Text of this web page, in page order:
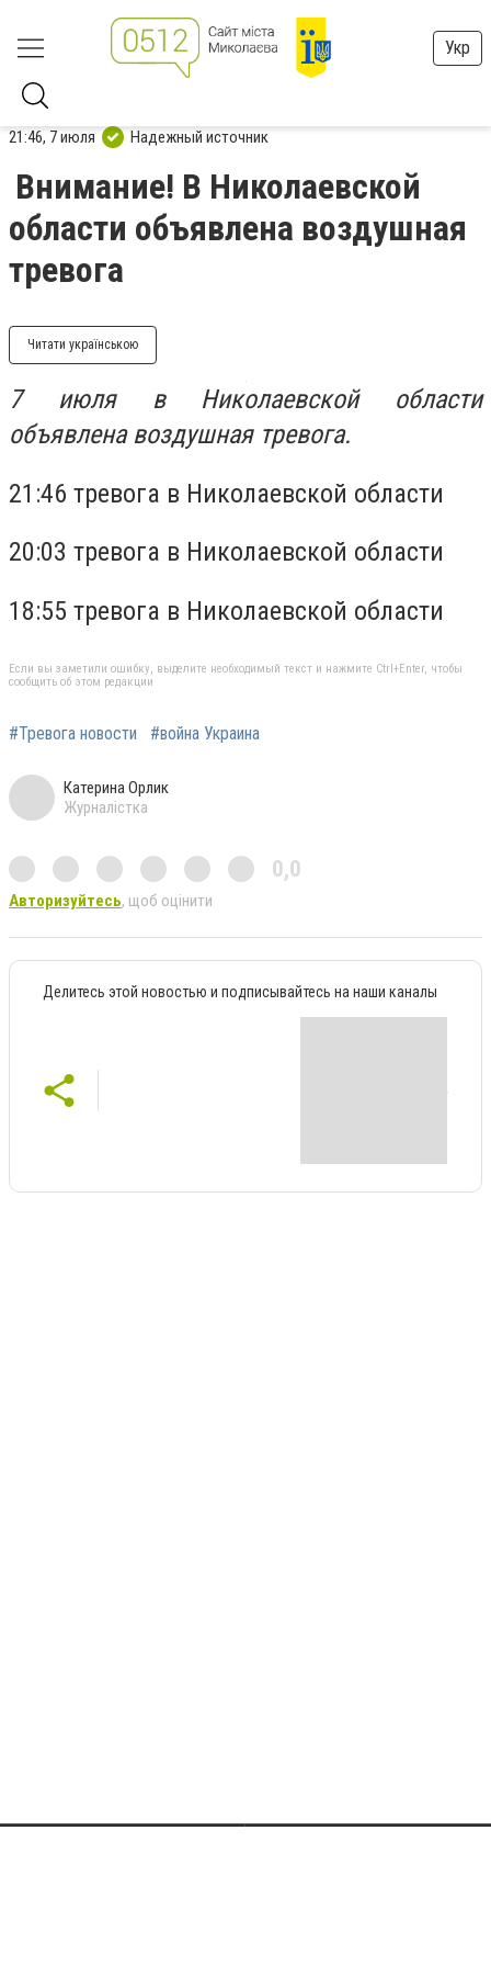
Укр
21:46, 7 июля Надежный источник
Внимание! В Николаевской
области объявлена воздушная
тревога
Читати українською
7 июля в Николаевской области
объявлена воздушная тревога.
21:46 тревога в Николаевской области
20:03 тревога в Николаевской области
18:55 тревога в Николаевской области
Если вы заметили ошибку, выделите необходимый текст и нажмите Ctrl+Enter, чтобы
сообщить об этом редакции
#Тревога новости #война Украина
Катерина Орлик
Журналістка
0,0
Авторизуйтесь, щоб оцінити
Делитесь этой новостью и подписывайтесь на наши каналы